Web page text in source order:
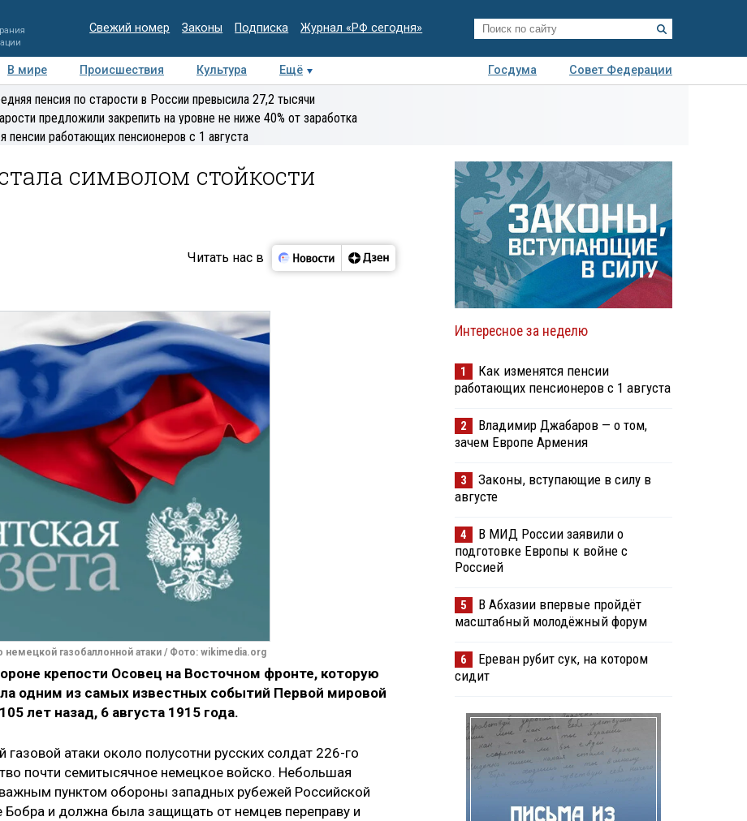
Свежий номер Законы Подписка Журнал «РФ сегодня»
В мире Происшествия Культура Ещё Госдума
Совет Федерации
Медиацентр Интервью Колумнисты
пенсия по старости в России превысила 27,2 тысячи
предложили закрепить на уровне не ниже 40% от заработка
пенсии работающих пенсионеров с 1 августа
символом стойкости
Читать нас в
немецкой газобаллонной атаки / Фото: wikimedia.org
крепости Осовец на Восточном фронте, которую
одним из самых известных событий Первой мировой
лет назад, 6 августа 1915 года.
атаки около полусотни русских солдат 226-го
почти семитысячное немецкое войско. Небольшая
пунктом обороны западных рубежей Российской
Бобра и должна была защищать от немцев переправу и
Интересное за неделю
1
Как изменятся пенсии
работающих пенсионеров с 1 августа
2
Владимир Джабаров — о том,
зачем Европе Армения
3
Законы, вступающие в силу в
августе
4
В МИД России заявили о
подготовке Европы к войне с
Россией
5
В Абхазии впервые пройдёт
масштабный молодёжный форум
6
Ереван рубит сук, на котором
сидит